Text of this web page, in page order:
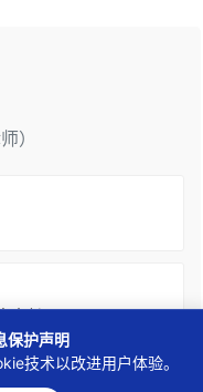
）
责任。
保护声明
技术以改进用户体验。